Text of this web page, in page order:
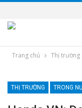
Trang chủ Thị trường
THỊ TRƯỜNG TRONG